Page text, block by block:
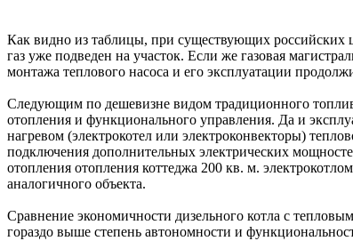
Как видно из таблицы, при существующих российских
газ уже подведен на участок. Если же газовая
монтажа теплового насоса и его эксплуатации
Следующим по дешевизне видом традиционного
отопления и функционального управления. Да и
нагревом (электрокотел или электроконвекторы)
подключения дополнительных электрических
отопления отопления коттеджа 200 кв. м.
аналогичного объекта.
Сравнение экономичности дизельного котла с
гораздо выше степень автономности и